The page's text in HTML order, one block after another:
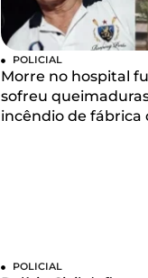
POLICIAL
Morre no hospital
sofreu
incêndio de fábrica
POLICIAL